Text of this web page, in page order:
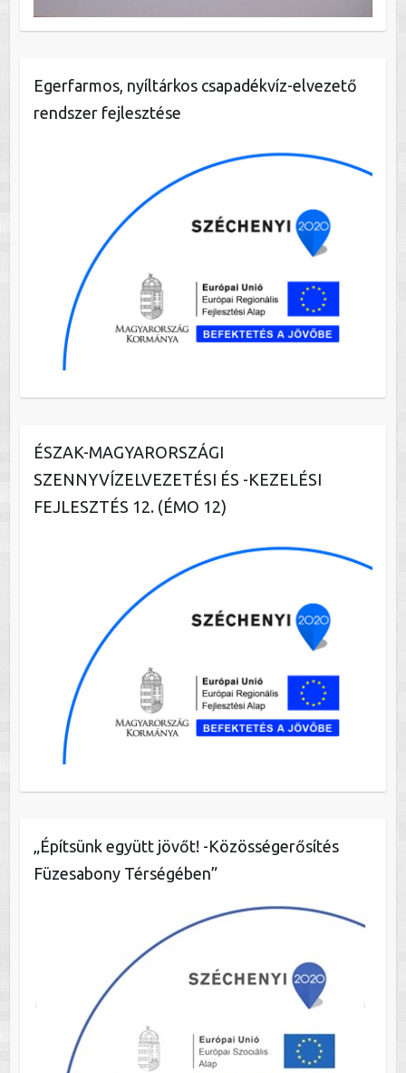
Egerfarmos, nyíltárkos csapadékvíz-elvezető
rendszer fejlesztése
ÉSZAK-MAGYARORSZÁGI
SZENNYVÍZELVEZETÉSI ÉS -KEZELÉSI
FEJLESZTÉS 12. (ÉMO 12)
„Építsünk együtt jövőt! -Közösségerősítés
Füzesabony Térségében”